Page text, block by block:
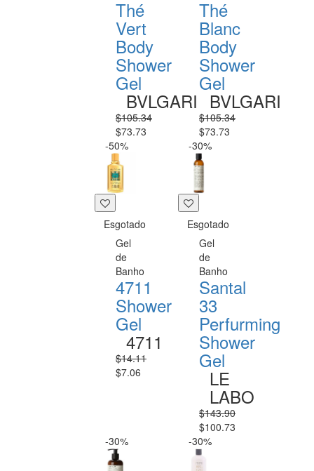
Thé
Vert
Body
Shower
Gel
BVLGARI
$105.34
$73.73
Thé
Blanc
Body
Shower
Gel
BVLGARI
$105.34
$73.73
-50%
Esgotado
Gel
de
Banho
4711
Shower
Gel
4711
$14.11
$7.06
-30%
Esgotado
Gel
de
Banho
Santal
33
Perfurming
Shower
Gel
LE
LABO
$143.90
$100.73
-30%
-30%